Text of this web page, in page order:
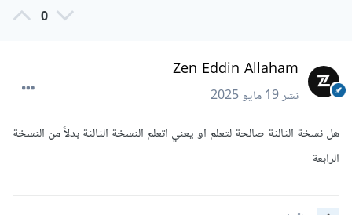
0
Zen Eddin Allaham
نشر19 مايو 2025
هل نسخة الثالثة صالحة لتعلم او يعني اتعلم النسخة الثالثة بدلاً من النسخة
الرابعة